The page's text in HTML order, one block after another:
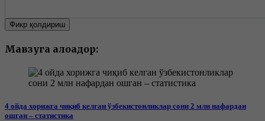
Фикр қолдириш
Мавзуга алоқадор:
4 ойда хорижга чиқиб келган ўзбекистонликлар сони 2 млн нафардан
ошган – статистика